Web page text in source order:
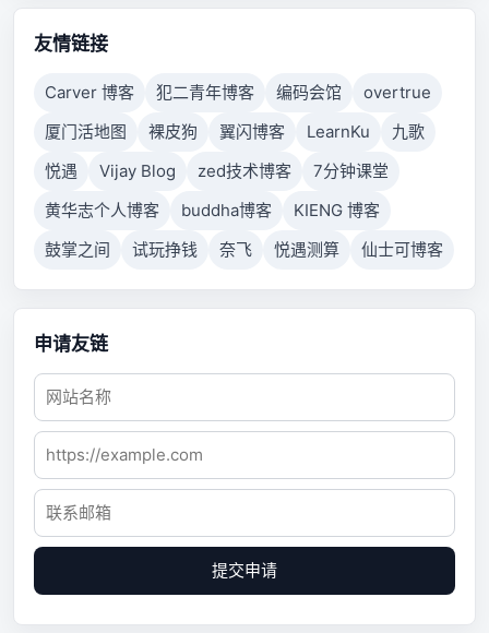
connection failed because connected host has failed
to respond.
友情链接
Carver 博客 犯二青年博客 编码会馆
overtrue
厦门活地图
裸皮狗 翼闪博客 LearnKu
九歌
悦遇
Vijay Blog zed技术博客
7分钟课堂
黄华志个人博客
buddha博客
KIENG 博客
鼓掌之间
试玩挣钱 奈飞 悦遇测算 仙士可博客
申请友链
提交申请